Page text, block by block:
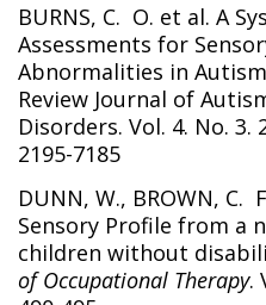
BURNS, C. O. et al. A
Assessments for
Abnormalities in
Review Journal of
Disorders. Vol. 4. No. 3.
2195-7185
DUNN, W., BROWN,
Sensory Profile from a
children without
of Occupational Therapy.